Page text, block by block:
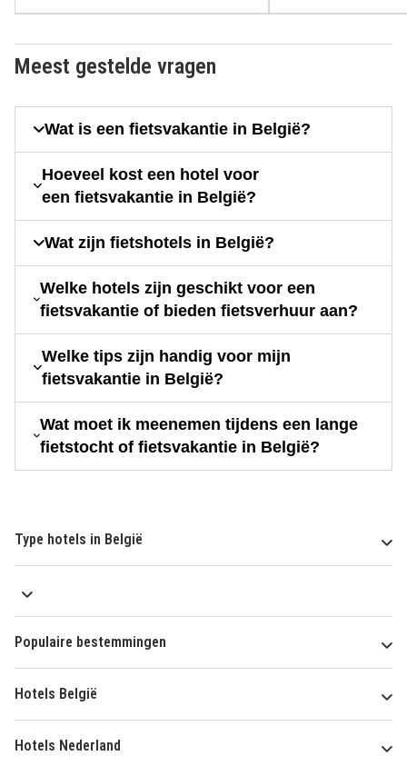
Meest gestelde vragen
Wat is een fietsvakantie in België?
Hoeveel kost een hotel voor
een fietsvakantie in België?
Wat zijn fietshotels in België?
Welke hotels zijn geschikt voor een
fietsvakantie of bieden fietsverhuur aan?
Welke tips zijn handig voor mijn
fietsvakantie in België?
Wat moet ik meenemen tijdens een lange
fietstocht of fietsvakantie in België?
Type hotels in België
Populaire bestemmingen
Hotels België
Hotels Nederland